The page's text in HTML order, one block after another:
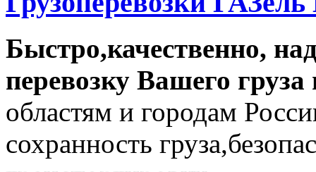
Быстро,качественно,
перевозку Вашего
областям и городам
сохранность